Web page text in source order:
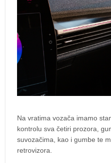
Na vratima vozača imamo
kontrolu sva četiri prozora,
suvozačima, kao i gumbe te
retrovizora.